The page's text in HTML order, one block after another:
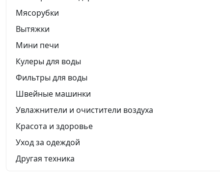
Мясорубки
Вытяжки
Мини печи
Кулеры для воды
Фильтры для воды
Швейные машинки
Увлажнители и очистители воздуха
Красота и здоровье
Уход за одеждой
Другая техника